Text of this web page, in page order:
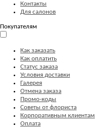
Контакты
Для салонов
Покупателям
Как заказать
Как оплатить
Статус заказа
Условия доставки
Галерея
Отмена заказа
Промо-коды
Советы от флориста
Корпоративным клиентам
Оплата